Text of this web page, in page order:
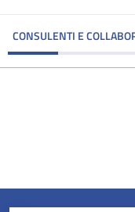
CONSULENTI E